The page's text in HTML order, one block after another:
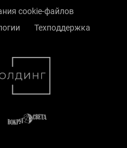
cookie-файлов
Техподдержка